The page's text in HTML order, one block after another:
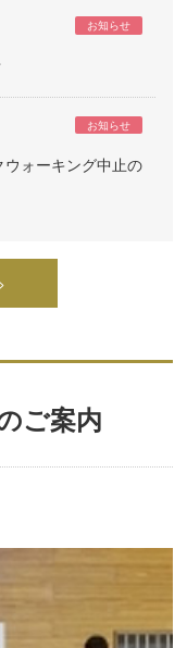
お知らせ
お知らせ
ォーキング中止の
ご案内